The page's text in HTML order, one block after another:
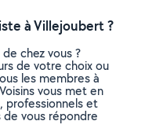
à Villejoubert ?
chez vous ?
de votre choix ou
les membres à
vous met en
professionnels et
vous répondre